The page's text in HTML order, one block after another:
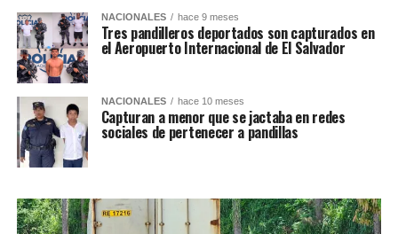
NACIONALES hace 9 meses
Tres pandilleros deportados son capturados en
el Aeropuerto Internacional de El Salvador
NACIONALES hace 10 meses
Capturan a menor que se jactaba en redes
sociales de pertenecer a pandillas